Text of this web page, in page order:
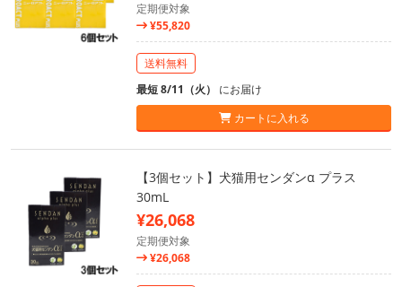
定期便対象
¥55,820
送料無料
最短 8/11（火） にお届け
カートに入れる
【3個セット】犬猫用センダンα プラス
30mL
¥26,068
定期便対象
¥26,068